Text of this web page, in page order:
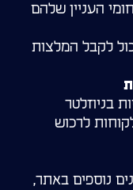
העניין שלהם
לקבל המלצות
בניוזלטר
לרכוש
נוספים באתר,